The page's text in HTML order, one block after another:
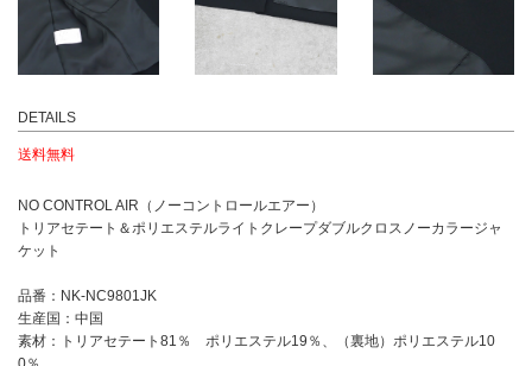
DETAILS
送料無料
NO CONTROL AIR（ノーコントロールエアー）
トリアセテート＆ポリエステルライトクレープダブルクロスノーカラージャ
ケット
品番：NK-NC9801JK
生産国：中国
素材：トリアセテート81％ ポリエステル19％、（裏地）ポリエステル10